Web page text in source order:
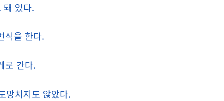
돼 있다.
식을 한다.
로 간다.
망치지도 않았다.